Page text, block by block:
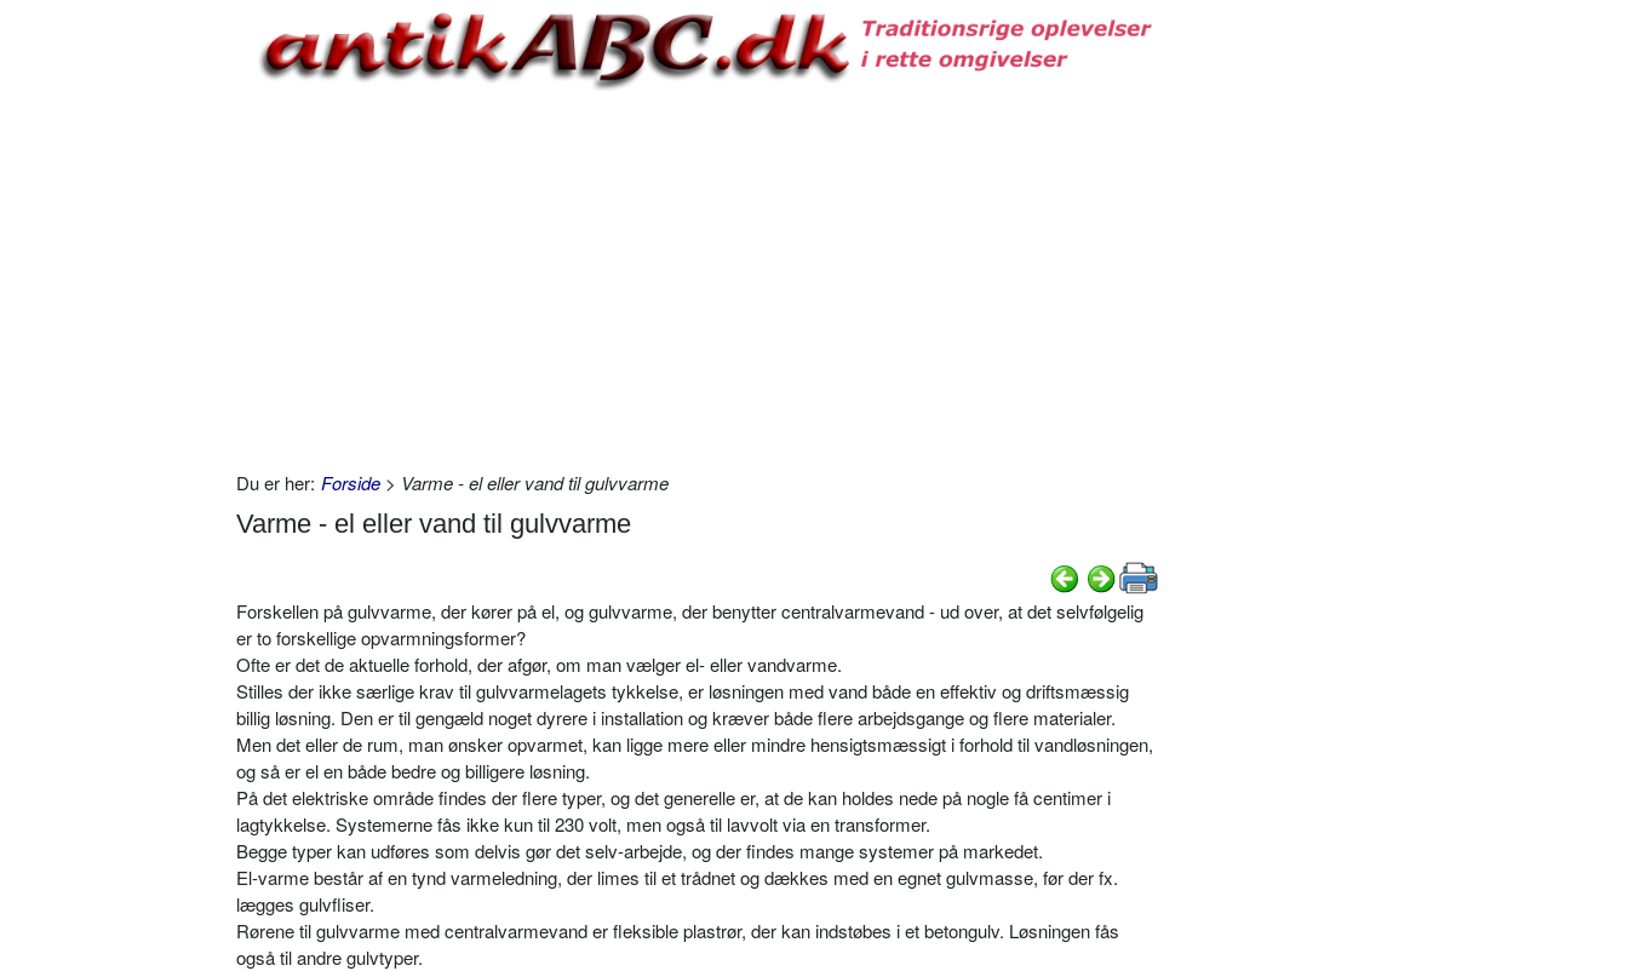
Du er her: Forside > Varme - el eller vand til gulvvarme
Varme - el eller vand til gulvvarme
Forskellen på gulvvarme, der kører på el, og gulvvarme, der benytter centralvarmevand - ud over, at det selvfølgelig
er to forskellige opvarmningsformer?
Ofte er det de aktuelle forhold, der afgør, om man vælger el- eller vandvarme.
Stilles der ikke særlige krav til gulvvarmelagets tykkelse, er løsningen med vand både en effektiv og driftsmæssig
billig løsning. Den er til gengæld noget dyrere i installation og kræver både flere arbejdsgange og flere materialer.
Men det eller de rum, man ønsker opvarmet, kan ligge mere eller mindre hensigtsmæssigt i forhold til vandløsningen,
og så er el en både bedre og billigere løsning.
På det elektriske område findes der flere typer, og det generelle er, at de kan holdes nede på nogle få centimer i
lagtykkelse. Systemerne fås ikke kun til 230 volt, men også til lavvolt via en transformer.
Begge typer kan udføres som delvis gør det selv-arbejde, og der findes mange systemer på markedet.
El-varme består af en tynd varmeledning, der limes til et trådnet og dækkes med en egnet gulvmasse, før der fx.
lægges gulvfliser.
Rørene til gulvvarme med centralvarmevand er fleksible plastrør, der kan indstøbes i et betongulv. Løsningen fås
også til andre gulvtyper.